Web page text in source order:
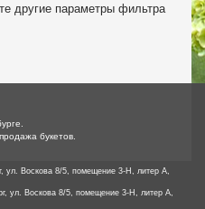
другие параметры фильтра
букетов.
ул. Воскова 8/5, помещение 3-Н, литер А,
ул. Воскова 8/5, помещение 3-Н, литер А,